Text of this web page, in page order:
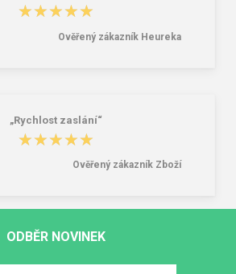
★★★★★
★★★★★
Ověřený zákazník Heureka
„Rychlost zaslání“
★★★★★
★★★★★
Ověřený zákazník Zboží
ODBĚR NOVINEK